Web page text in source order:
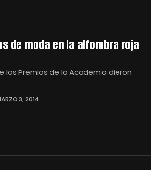
de moda en la alfombra roja
los Premios de la Academia dieron
3, 2014